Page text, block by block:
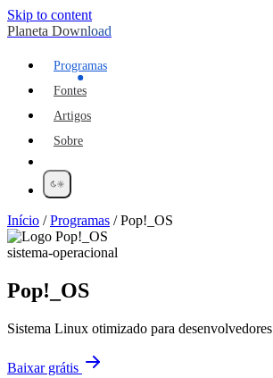
Skip to content
Planeta Download
Programas
Fontes
Artigos
Sobre
Início /Programas /Pop!_OS
sistema-operacional
Pop!_OS
Sistema Linux otimizado para desenvolvedores
Baixar grátis